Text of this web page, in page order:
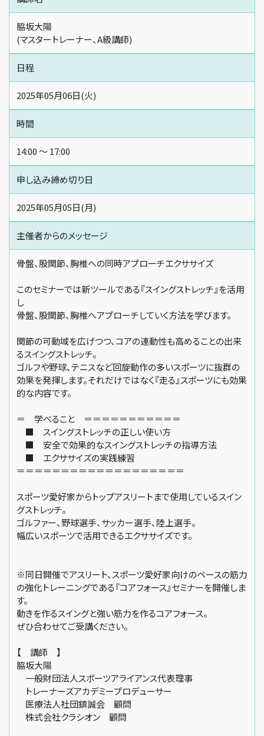
脇坂大陽
(マスタートレーナー、A級講師)
日程
2025年05月06日(火)
時間
14:00 〜 17:00
申し込み締め切り日
2025年05月05日(月)
主催者からのメッセージ
骨盤、股関節、胸椎への同時アプローチエクササイズ
このセミナーでは新ツールである『スイングストレッチ』を活用
し
骨盤、股関節、胸椎へアプローチしていく方法を学びます。
関節の可動域を広げつつ、コアの連動性も高めることの出来
るスイングストレッチ。
ゴルフや野球、テニスなど回旋動作の多いスポーツに抜群の
効果を発揮します。それだけではなく『走る』スポーツにも効果
的な内容です。
＝ 学べること ＝＝＝＝＝＝＝＝＝＝＝
■ スイングストレッチの正しい使い方
■ 安全で効果的なスイングストレッチの指導方法
■ エクササイズの実践練習
＝＝＝＝＝＝＝＝＝＝＝＝＝＝＝＝＝＝＝
スポーツ愛好家からトップアスリートまで使用しているスイン
グストレッチ。
ゴルファー、野球選手、サッカー選手、陸上選手。
幅広いスポーツで活用できるエクササイズです。
※同日開催でアスリート、スポーツ愛好家向けのベースの筋力
の強化トレーニングである『コアフォース』セミナーを開催しま
す。
動きを作るスイングと強い筋力を作るコアフォース。
ぜひ合わせてご受講ください。
【 講師 】
脇坂大陽
一般財団法人スポーツアライアンス代表理事
トレーナーズアカデミープロデューサー
医療法人社団鎮誠会 顧問
株式会社クラシオン 顧問